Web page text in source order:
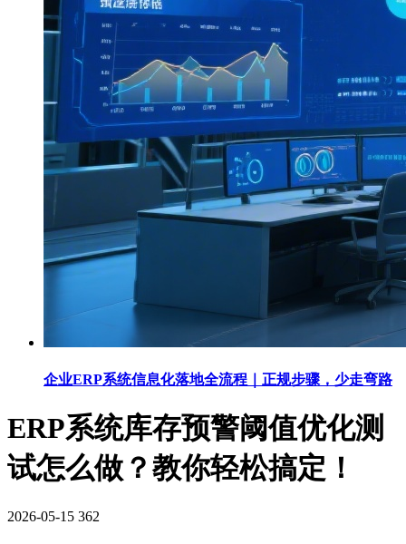
企业ERP系统信息化落地全流程｜正规步骤，少走弯路
ERP系统库存预警阈值优化测
试怎么做？教你轻松搞定！
2026-05-15 362